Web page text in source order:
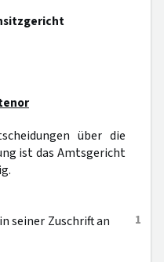
über die
ist das Amtsgericht
1
seiner Zuschrift an